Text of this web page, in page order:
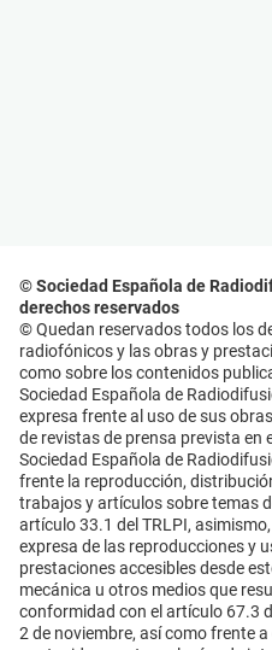
© Sociedad Española de
derechos reservados
© Quedan reservados todos los
radiofónicos y las obras y
como sobre los contenidos
Sociedad Española de
expresa frente al uso de sus
de revistas de prensa prevista en
Sociedad Española de
frente la reproducción,
trabajos y artículos sobre temas
artículo 33.1 del TRLPI,
expresa de las reproducciones y
prestaciones accesibles desde
mecánica u otros medios que
conformidad con el artículo 67.3
2 de noviembre, así como frente